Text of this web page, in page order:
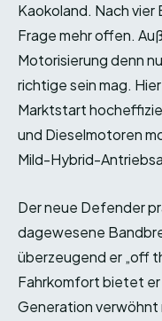
Kaokoland. Nach
Frage mehr offen.
Motorisierung denn
richtige sein mag.
Marktstart
und Dieselmotoren
Mild-Hybrid-
Der neue Defender
dagewesene
überzeugend er „off
Fahrkomfort bietet
Generation verwöhnt